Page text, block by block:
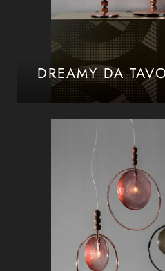
DREAMY DA